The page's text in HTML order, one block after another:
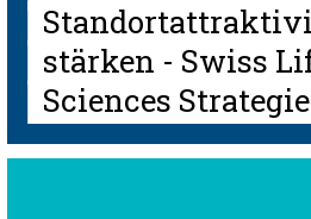
stärken - Swiss
Sciences Strategie